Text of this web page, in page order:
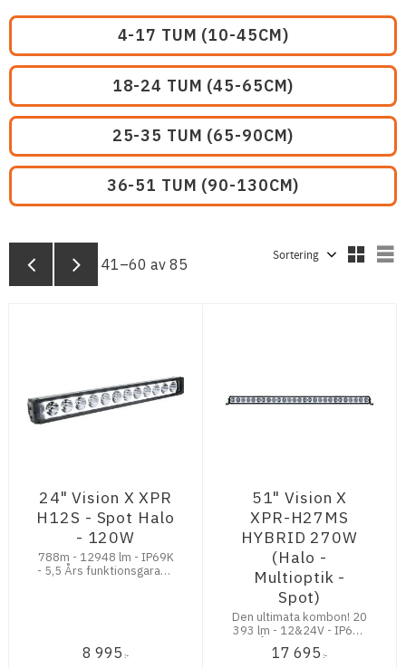
4-17 TUM (10-45CM)
18-24 TUM (45-65CM)
25-35 TUM (65-90CM)
36-51 TUM (90-130CM)
41–60 av 85
24" Vision X XPR
H12S - Spot Halo
- 120W
788m - 12948 lm - IP69K
- 5,5 Års funktionsgaranti
8 995 :-
51" Vision X
XPR-H27MS
HYBRID 270W
(Halo -
Multioptik -
Spot)
Den ultimata kombon! 20
393 lm - 12&24V - IP69K
- 5,5 Års funktionsgaranti
- Tiltade IRIS reflektorer!
17 695 :-